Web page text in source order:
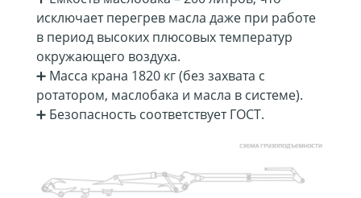
исключает перегрев масла даже при работе
в период высоких плюсовых температур
окружающего воздуха.
➕ Масса крана 1820 кг (без захвата с
ротатором, маслобака и масла в системе).
➕ Безопасность соответствует ГОСТ.